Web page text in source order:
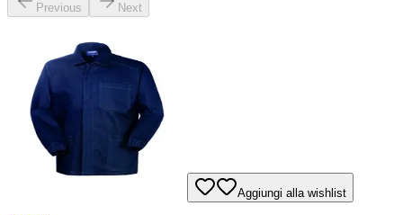
Previous Next
Aggiungi alla wishlist